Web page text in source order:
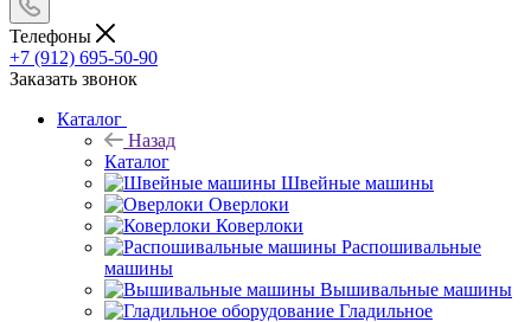
Телефоны
+7 (912) 695-50-90
Заказать звонок
Каталог
Назад
Каталог
Швейные машины
Оверлоки
Коверлоки
Распошивальные
машины
Вышивальные машины
Гладильное